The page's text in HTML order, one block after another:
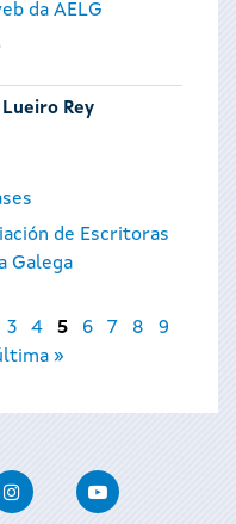
da AELG
Rey
de Escritoras
Galega
3 4 5 6 7 8
9
»
InstagramYoutube